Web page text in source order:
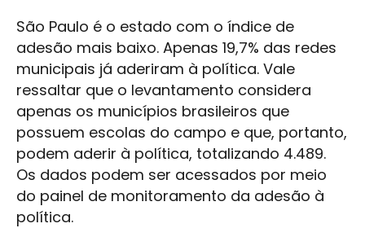
São Paulo é o estado com o índice de
adesão mais baixo. Apenas 19,7% das redes
municipais já aderiram à política. Vale
ressaltar que o levantamento considera
apenas os municípios brasileiros que
possuem escolas do campo e que, portanto,
podem aderir à política, totalizando 4.489.
Os dados podem ser acessados por meio
do painel de monitoramento da adesão à
política.